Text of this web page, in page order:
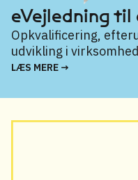
eVejledning til
Opkvalificering,
udvikling i
LÆS MERE →